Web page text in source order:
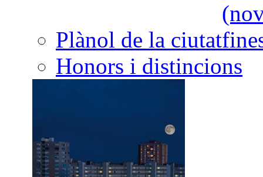
Plànol de la ciutat
Honors i distincions